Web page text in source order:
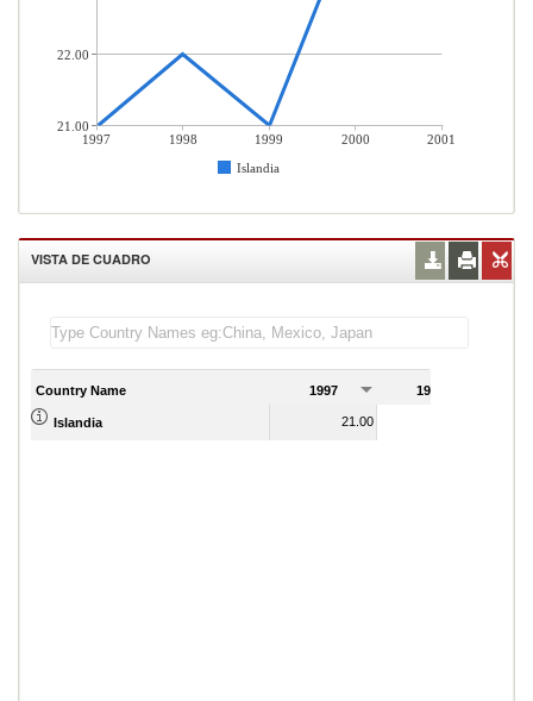
1997 1998 1999 2000
2001
Islandia
22.00
21.00
VISTA DE CUADRO
Country Name 1997 1998
Islandia 21.00